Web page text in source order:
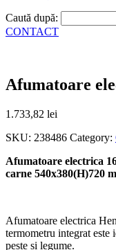
Caută după:
CONTACT
Afumatoare
1.733,82 lei
SKU: 238486 Category:
Afumatoare electrica
carne 540x380(H)720
Afumatoare electrica
termometru integrat este
peste si legume.